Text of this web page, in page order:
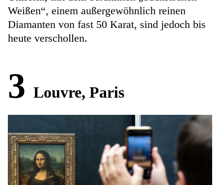
Weißen“, einem außergewöhnlich reinen
Diamanten von fast 50 Karat, sind jedoch bis
heute verschollen.
3 Louvre, Paris